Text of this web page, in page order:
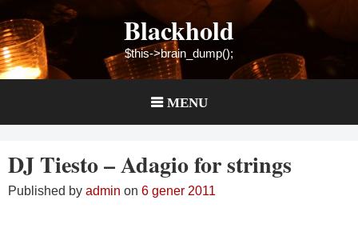
to
content
Blackhold
$this->brain_dump();
MENU
DJ Tiesto – Adagio for strings
Published by admin on 6 gener 2011